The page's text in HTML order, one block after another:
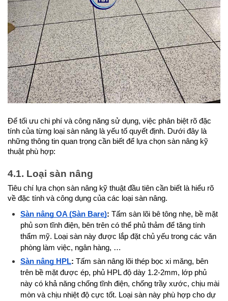
Để tối ưu chi phí và công năng sử dụng, việc phân biệt rõ đặc
tính của từng loại sàn nâng là yếu tố quyết định. Dưới đây là
những thông tin quan trọng cần biết để lựa chọn sàn nâng kỹ
thuật phù hợp:
4.1. Loại sàn nâng
Tiêu chí lựa chọn sàn nâng kỹ thuật đầu tiên cần biết là hiểu rõ
về đặc tính và công dụng của các loại sàn nâng.
Sàn nâng OA (Sàn Bare): Tấm sàn lõi bê tông nhẹ, bề mặt
phủ sơn tĩnh điện, bên trên có thể phủ thảm để tăng tính
thẩm mỹ. Loại sàn này được lắp đặt chủ yếu trong các văn
phòng làm việc, ngân hàng, …
Sàn nâng HPL: Tấm sàn nâng lõi thép bọc xi măng, bên
trên bề mặt được ép, phủ HPL độ dày 1.2-2mm, lớp phủ
này có khả năng chống tĩnh điện, chống trầy xước, chịu mài
mòn và chịu nhiệt độ cực tốt. Loại sàn này phù hợp cho dự